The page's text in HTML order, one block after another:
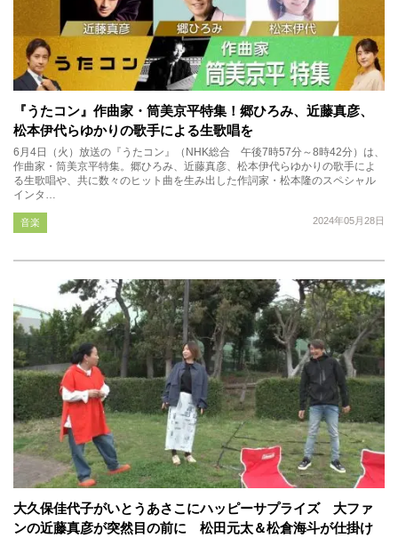
『うたコン』作曲家・筒美京平特集！郷ひろみ、近藤真彦、
松本伊代らゆかりの歌手による生歌唱を
6月4日（火）放送の『うたコン』（NHK総合 午後7時57分～8時42分）は、
作曲家・筒美京平特集。郷ひろみ、近藤真彦、松本伊代らゆかりの歌手によ
る生歌唱や、共に数々のヒット曲を生み出した作詞家・松本隆のスペシャル
インタ…
2024年05月28日
音楽
大久保佳代子がいとうあさこにハッピーサプライズ 大ファ
ンの近藤真彦が突然目の前に 松田元太＆松倉海斗が仕掛け